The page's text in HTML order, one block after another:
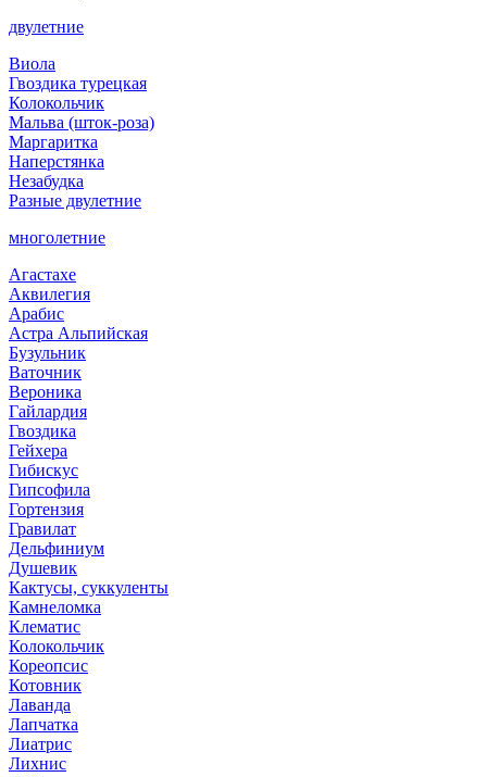
двулетние
Виола
Гвоздика турецкая
Колокольчик
Мальва (шток-роза)
Маргаритка
Наперстянка
Незабудка
Разные двулетние
многолетние
Агастахе
Аквилегия
Арабис
Астра Альпийская
Бузульник
Ваточник
Вероника
Гайлардия
Гвоздика
Гейхера
Гибискус
Гипсофила
Гортензия
Гравилат
Дельфиниум
Душевик
Кактусы, суккуленты
Камнеломка
Клематис
Колокольчик
Кореопсис
Котовник
Лаванда
Лапчатка
Лиатрис
Лихнис